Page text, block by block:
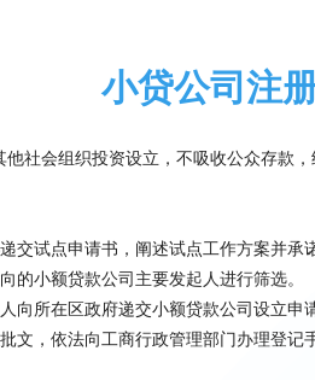
小贷公司注
社会组织投资设立，不吸收公众存款
交试点申请书，阐述试点工作方案并承
的小额贷款公司主要发起人进行筛选。
向所在区政府递交小额贷款公司设立申
文，依法向工商行政管理部门办理登